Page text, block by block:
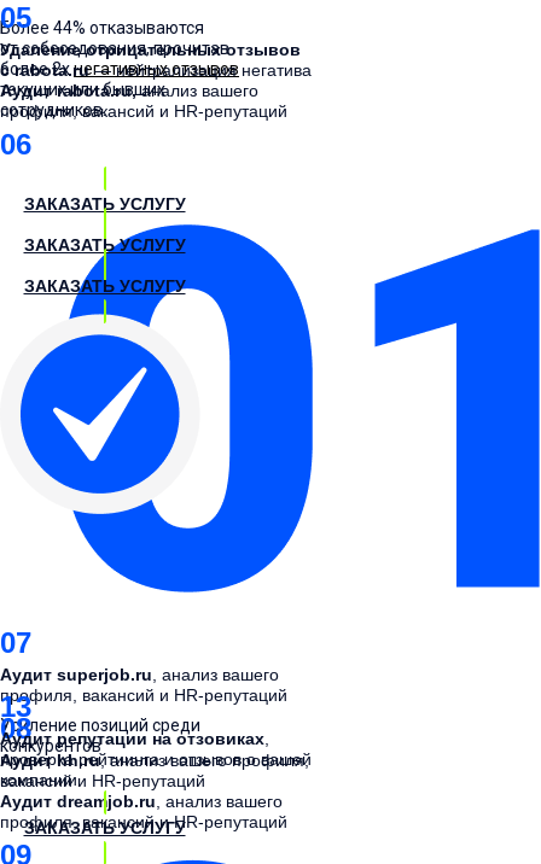
Более 44% отказываются
от собеседования, прочитав
более 2хнегативных отзывов
текущих или бывших
сотрудников.
Усиление позиций среди
конкурентов
05
Удаление отрицательных отзывов
с rabota.ru— нейтрализация негатива
Аудит rabota.ru,анализ вашего
профиля, вакансий и HR-репутаций
06
ЗАКАЗАТЬ УСЛУГУ
ЗАКАЗАТЬ УСЛУГУ
ЗАКАЗАТЬ УСЛУГУ
07
Аудит superjob.ru , анализ вашего
профиля, вакансий и HR-репутаций
08
Аудит hh.ru, анализ вашего профиля,
вакансий и HR-репутаций
Аудит dreamjob.ru , анализ вашего
профиля, вакансий и HR-репутаций
09
13
Аудит репутации на отзовиках
проверка рейтиинга и отзывов о вашей
компании
ЗАКАЗАТЬ УСЛУГУ